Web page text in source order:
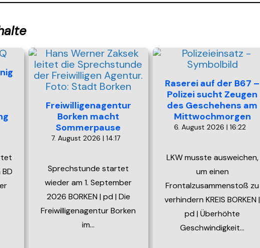
Freiwilligenagentur
Borken macht
Sommerpause
7. August 2026 | 14:17
Sprechstunde startet
wieder am 1. September
2026 BORKEN | pd | Die
Freiwilligenagentur Borken
im…
Raserei auf der B67 –
Polizei sucht Zeugen
des Geschehens am
Mittwochmorgen
6. August 2026 | 16:22
LKW musste ausweichen,
um einen
Frontalzusammenstoß zu
verhindern KREIS BORKEN |
pd | Überhöhte
Geschwindigkeit…